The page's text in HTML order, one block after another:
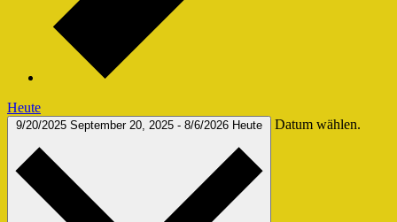
Heute
9/20/2025 September 20, 2025 - 8/6/2026 Heute Datum wählen.